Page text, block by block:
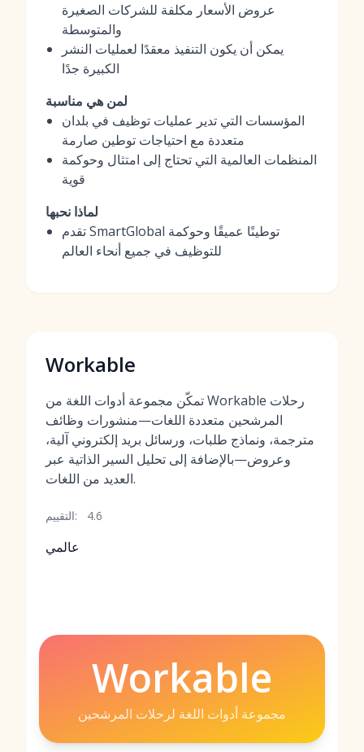
عروض الأسعار مكلفة للشركات الصغيرة
والمتوسطة
يمكن أن يكون التنفيذ معقدًا لعمليات النشر
الكبيرة جدًا
لمن هي مناسبة
المؤسسات التي تدير عمليات توظيف في بلدان
متعددة مع احتياجات توطين صارمة
المنظمات العالمية التي تحتاج إلى امتثال وحوكمة
قوية
لماذا نحبها
تقدم SmartGlobal توطينًا عميقًا وحوكمة
للتوظيف في جميع أنحاء العالم
Workable
تمكّن مجموعة أدوات اللغة من Workable رحلات
المرشحين متعددة اللغات—منشورات وظائف
مترجمة، ونماذج طلبات، ورسائل بريد إلكتروني آلية،
وعروض—بالإضافة إلى تحليل السير الذاتية عبر
العديد من اللغات.
التقييم: 4.6
عالمي
Workable
مجموعة أدوات اللغة لرحلات المرشحين